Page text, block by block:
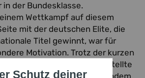
Schutz deiner
der Bundesklasse.
Wettkampf auf diesem
mit der deutschen Elite, die
Titel gewinnt, war für
Motivation. Trotz der kurzen
lediglich zwei Wochen stellte